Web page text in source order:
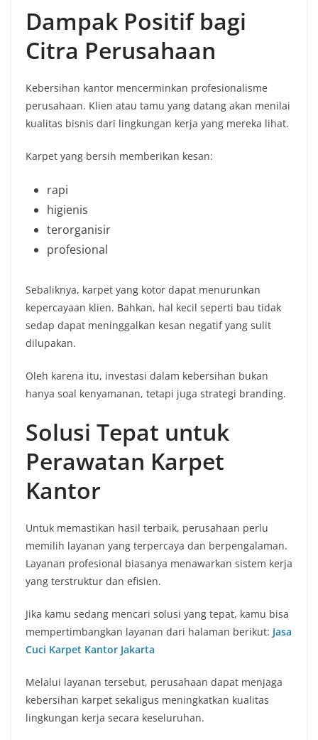
Dampak Positif bagi
Citra Perusahaan
Kebersihan kantor mencerminkan profesionalisme
perusahaan. Klien atau tamu yang datang akan menilai
kualitas bisnis dari lingkungan kerja yang mereka lihat.
Karpet yang bersih memberikan kesan:
rapi
higienis
terorganisir
profesional
Sebaliknya, karpet yang kotor dapat menurunkan
kepercayaan klien. Bahkan, hal kecil seperti bau tidak
sedap dapat meninggalkan kesan negatif yang sulit
dilupakan.
Oleh karena itu, investasi dalam kebersihan bukan
hanya soal kenyamanan, tetapi juga strategi branding.
Solusi Tepat untuk
Perawatan Karpet
Kantor
Untuk memastikan hasil terbaik, perusahaan perlu
memilih layanan yang terpercaya dan berpengalaman.
Layanan profesional biasanya menawarkan sistem kerja
yang terstruktur dan efisien.
Jika kamu sedang mencari solusi yang tepat, kamu bisa
mempertimbangkan layanan dari halaman berikut: Jasa
Cuci Karpet Kantor Jakarta
Melalui layanan tersebut, perusahaan dapat menjaga
kebersihan karpet sekaligus meningkatkan kualitas
lingkungan kerja secara keseluruhan.